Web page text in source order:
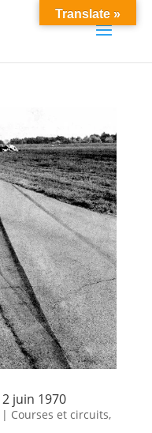
juin 1970
Courses et circuits,
Translate »